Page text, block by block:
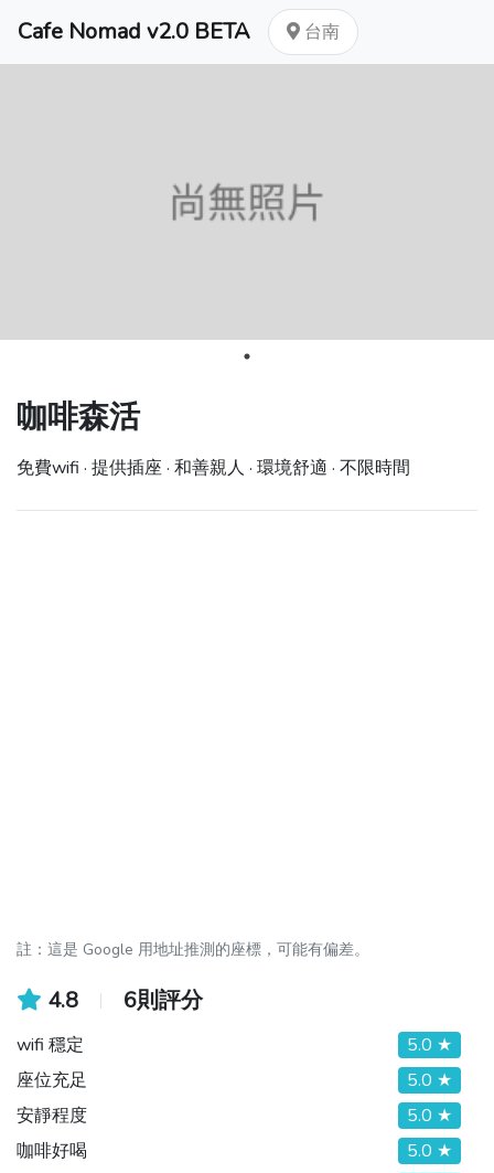
Cafe Nomad v2.0 BETA 台南
咖啡森活
免費wifi · 提供插座 · 和善親人 · 環境舒適 · 不限時間
註：這是 Google 用地址推測的座標，可能有偏差。
4.8 6則評分
wifi 穩定
5.0 ★
座位充足
5.0 ★
安靜程度
5.0 ★
咖啡好喝
5.0 ★